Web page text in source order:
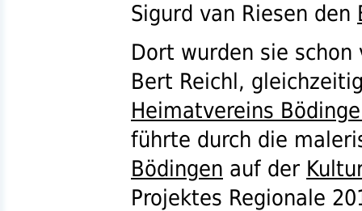
Sigurd van Riesen den
Dort wurden sie
Bert Reichl,
Heimatvereins
führte durch die
Bödingen auf der
Projektes Regionale